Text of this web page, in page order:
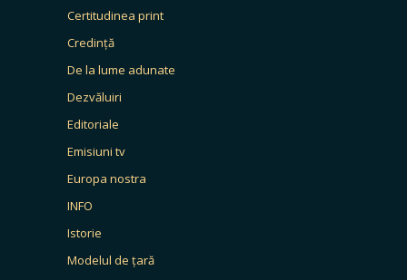
Certitudinea print
Credință
De la lume adunate
Dezvăluiri
Editoriale
Emisiuni tv
Europa nostra
INFO
Istorie
Modelul de țară